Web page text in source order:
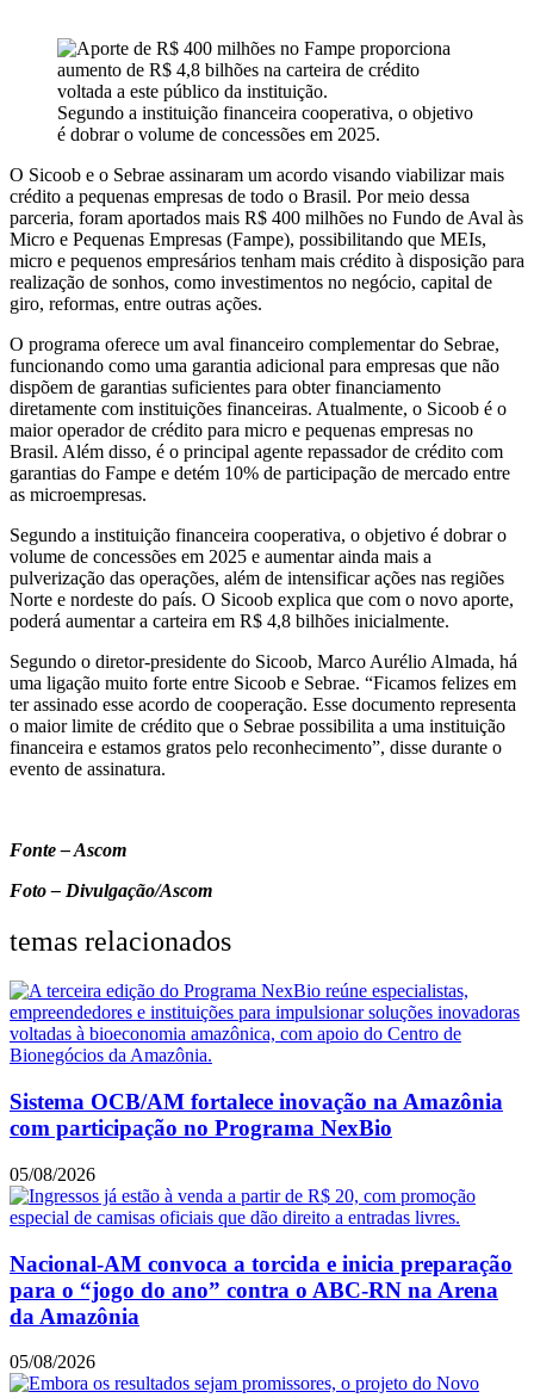
Segundo a instituição financeira cooperativa, o objetivo
é dobrar o volume de concessões em 2025.
O Sicoob e o Sebrae assinaram um acordo visando viabilizar mais
crédito a pequenas empresas de todo o Brasil. Por meio dessa
parceria, foram aportados mais R$ 400 milhões no Fundo de Aval às
Micro e Pequenas Empresas (Fampe), possibilitando que MEIs,
micro e pequenos empresários tenham mais crédito à disposição para
realização de sonhos, como investimentos no negócio, capital de
giro, reformas, entre outras ações.
O programa oferece um aval financeiro complementar do Sebrae,
funcionando como uma garantia adicional para empresas que não
dispõem de garantias suficientes para obter financiamento
diretamente com instituições financeiras. Atualmente, o Sicoob é o
maior operador de crédito para micro e pequenas empresas no
Brasil. Além disso, é o principal agente repassador de crédito com
garantias do Fampe e detém 10% de participação de mercado entre
as microempresas.
Segundo a instituição financeira cooperativa, o objetivo é dobrar o
volume de concessões em 2025 e aumentar ainda mais a
pulverização das operações, além de intensificar ações nas regiões
Norte e nordeste do país. O Sicoob explica que com o novo aporte,
poderá aumentar a carteira em R$ 4,8 bilhões inicialmente.
Segundo o diretor-presidente do Sicoob, Marco Aurélio Almada, há
uma ligação muito forte entre Sicoob e Sebrae. “Ficamos felizes em
ter assinado esse acordo de cooperação. Esse documento representa
o maior limite de crédito que o Sebrae possibilita a uma instituição
financeira e estamos gratos pelo reconhecimento”, disse durante o
evento de assinatura.
Fonte – Ascom
Foto – Divulgação/Ascom
temas relacionados
Sistema OCB/AM fortalece inovação na Amazônia
com participação no Programa NexBio
05/08/2026
Nacional-AM convoca a torcida e inicia preparação
para o “jogo do ano” contra o ABC-RN na Arena
da Amazônia
05/08/2026